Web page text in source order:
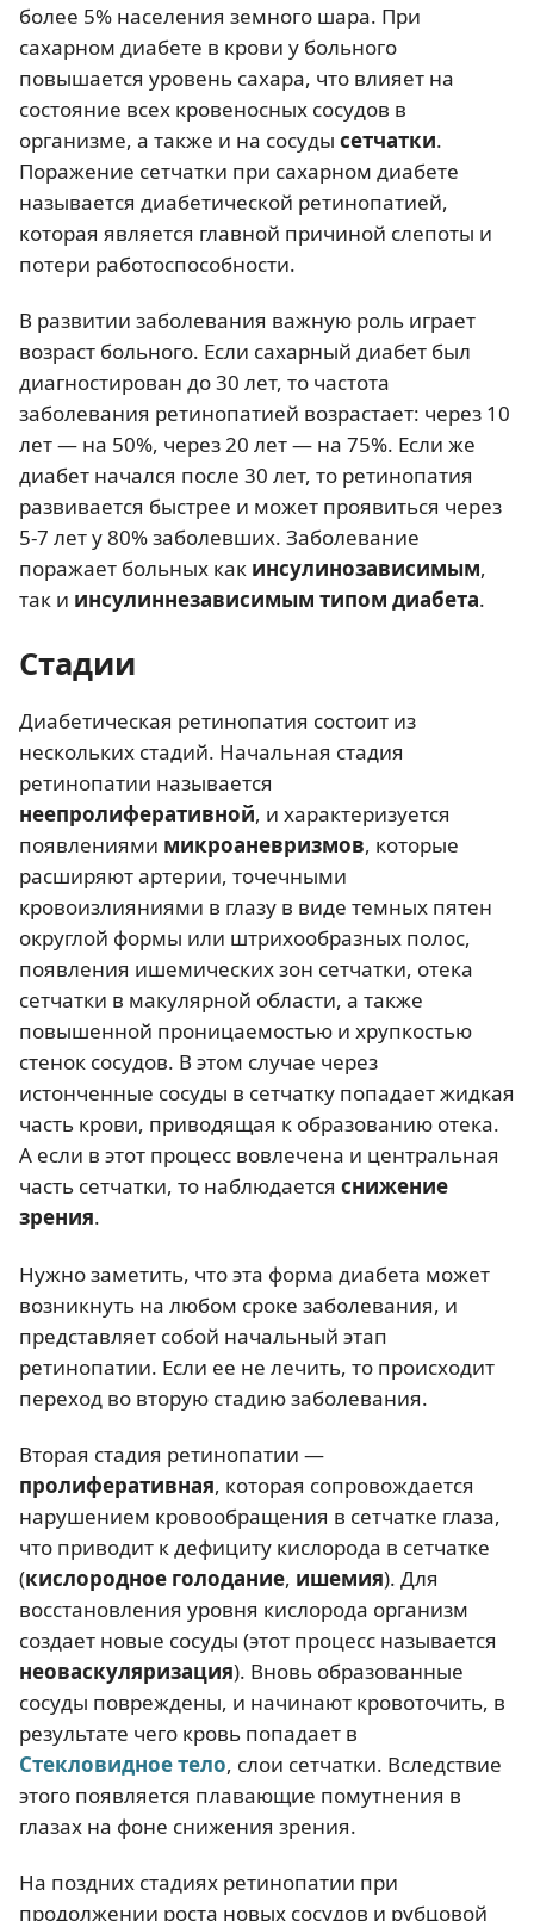
более 5% населения земного шара. При
сахарном диабете в крови у больного
повышается уровень сахара, что влияет на
состояние всех кровеносных сосудов в
организме, а также и на сосуды сетчатки.
Поражение сетчатки при сахарном диабете
называется диабетической ретинопатией,
которая является главной причиной слепоты и
потери работоспособности.
В развитии заболевания важную роль играет
возраст больного. Если сахарный диабет был
диагностирован до 30 лет, то частота
заболевания ретинопатией возрастает: через 10
лет — на 50%, через 20 лет — на 75%. Если же
диабет начался после 30 лет, то ретинопатия
развивается быстрее и может проявиться через
5-7 лет у 80% заболевших. Заболевание
поражает больных как инсулинозависимым,
так и инсулиннезависимым типом диабета.
Стадии
Диабетическая ретинопатия состоит из
нескольких стадий. Начальная стадия
ретинопатии называется
неепролиферативной, и характеризуется
появлениями микроаневризмов, которые
расширяют артерии, точечными
кровоизлияниями в глазу в виде темных пятен
округлой формы или штрихообразных полос,
появления ишемических зон сетчатки, отека
сетчатки в макулярной области, а также
повышенной проницаемостью и хрупкостью
стенок сосудов. В этом случае через
истонченные сосуды в сетчатку попадает жидкая
часть крови, приводящая к образованию отека.
А если в этот процесс вовлечена и центральная
часть сетчатки, то наблюдается снижение
зрения.
Нужно заметить, что эта форма диабета может
возникнуть на любом сроке заболевания, и
представляет собой начальный этап
ретинопатии. Если ее не лечить, то происходит
переход во вторую стадию заболевания.
Вторая стадия ретинопатии —
пролиферативная, которая сопровождается
нарушением кровообращения в сетчатке глаза,
что приводит к дефициту кислорода в сетчатке
(кислородное голодание, ишемия). Для
восстановления уровня кислорода организм
создает новые сосуды (этот процесс называется
неоваскуляризация). Вновь образованные
сосуды повреждены, и начинают кровоточить, в
результате чего кровь попадает в
Стекловидное тело, слои сетчатки. Вследствие
этого появляется плавающие помутнения в
глазах на фоне снижения зрения.
На поздних стадиях ретинопатии при
продолжении роста новых сосудов и рубцовой